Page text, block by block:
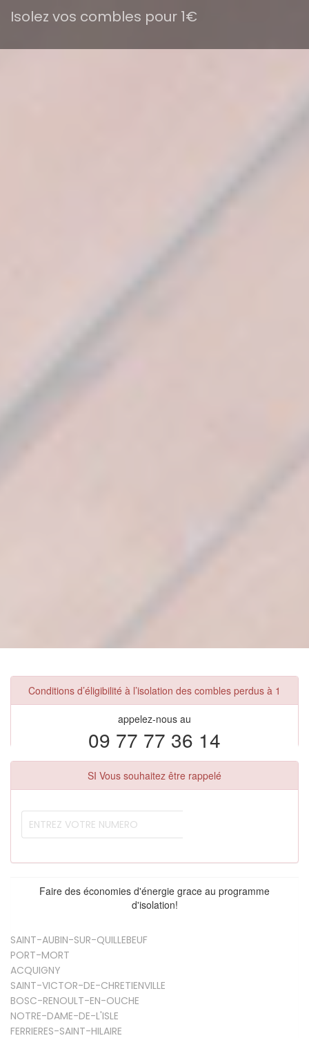
Isolez vos combles pour 1€
Conditions d’éligibilité à l’isolation des combles perdus à 1
appelez-nous au
09 77 77 36 14
SI Vous souhaitez être rappelé
Faire des économies d'énergie grace au programme
d'isolation!
SAINT-AUBIN-SUR-QUILLEBEUF
PORT-MORT
ACQUIGNY
SAINT-VICTOR-DE-CHRETIENVILLE
BOSC-RENOULT-EN-OUCHE
NOTRE-DAME-DE-L'ISLE
FERRIERES-SAINT-HILAIRE